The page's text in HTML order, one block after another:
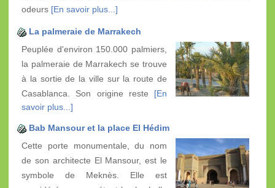
odeurs [En savoir plus...]
La palmeraie de Marrakech
Peuplée d'environ 150.000 palmiers,
la palmeraie de Marrakech se trouve
à la sortie de la ville sur la route de
Casablanca. Son origine reste [En
savoir plus...]
Bab Mansour et la place El Hédim
Cette porte monumentale, du nom
de son architecte El Mansour, est le
symbole de Meknès. Elle est